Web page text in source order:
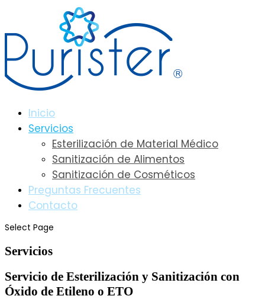
Inicio
Servicios
Esterilización de Material Médico
Sanitización de Alimentos
Sanitización de Cosméticos
Preguntas Frecuentes
Contacto
Select Page
Servicios
Servicio de Esterilización y Sanitización con
Óxido de Etileno o ETO